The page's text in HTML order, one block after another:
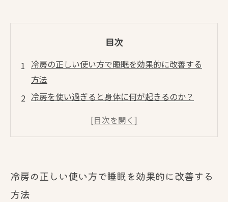
目次
冷房の正しい使い方で睡眠を効果的に改善する
方法
冷房を使い過ぎると身体に何が起きるのか？
睡眠の質を上げるために知っておきたい鍼灸師
冷房の正しい使い方で睡眠を効果的に改善する
方法